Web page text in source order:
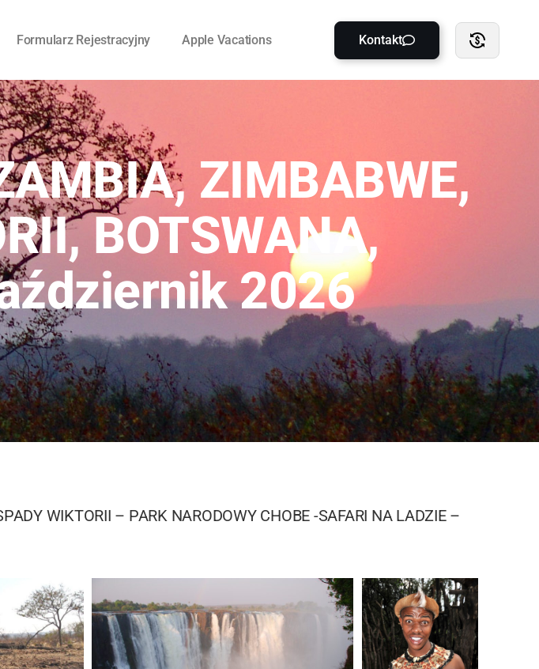
Formularz Rejestracyjny Apple Vacations Kontakt
ZIMBABWE,
BOTSWANA,
2026
WIKTORII – PARK NARODOWY CHOBE -SAFARI NA LADZIE –